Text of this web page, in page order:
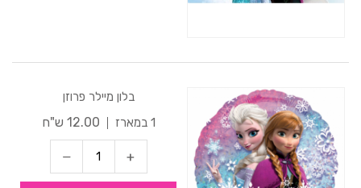
בלון מיילר פרוזן
1 במארז
12.00 ש"ח